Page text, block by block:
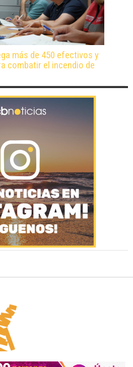
más de 450 efectivos y
combatir el incendio de